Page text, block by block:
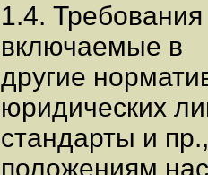
1.4.
включаемые в
другие
юридических
стандарты и
положениям